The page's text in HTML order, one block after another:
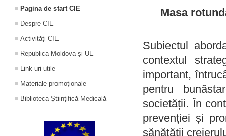
Pagina de start CIE
Despre CIE
Activități CIE
Republica Moldova și UE
Link-uri utile
Materiale promoţionale
Biblioteca Științifică Medicală
Masa
Subiectul
contextul
important,
pentru
societății. În
prevenției și
sănătății